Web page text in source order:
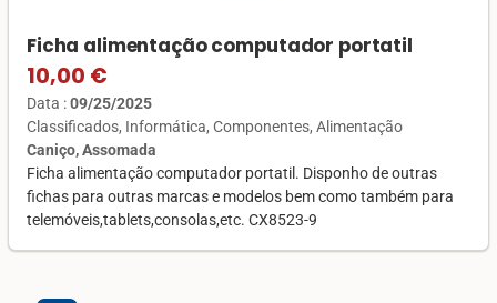
Ficha alimentação computador portatil
10,00 €
Data :09/25/2025
Classificados Informática Componentes Alimentação
Caniço, Assomada
Ficha alimentação computador portatil. Disponho de outras
fichas para outras marcas e modelos bem como também para
telemóveis,tablets,consolas,etc. CX8523-9